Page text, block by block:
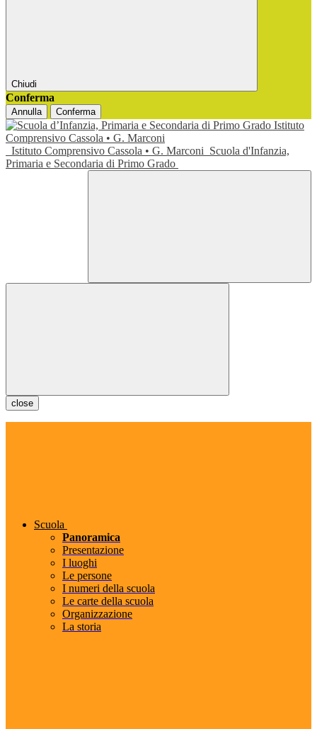
Chiudi
Conferma
Annulla Conferma
Istituto Comprensivo Cassola • G. Marconi Scuola d'Infanzia,
Primaria e Secondaria di Primo Grado
close
Scuola
Panoramica
Presentazione
I luoghi
Le persone
I numeri della scuola
Le carte della scuola
Organizzazione
La storia